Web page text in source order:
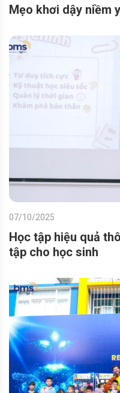
Mẹo khơi dậy niềm
07/10/2025
Học tập hiệu quả
tập cho học sinh